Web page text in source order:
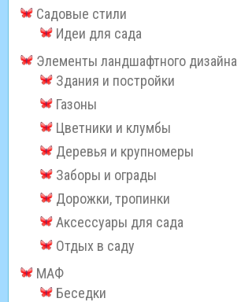
Садовые стили
Идеи для сада
Элементы ландшафтного дизайна
Здания и постройки
Газоны
Цветники и клумбы
Деревья и крупномеры
Заборы и ограды
Дорожки, тропинки
Аксессуары для сада
Отдых в саду
МАФ
Беседки